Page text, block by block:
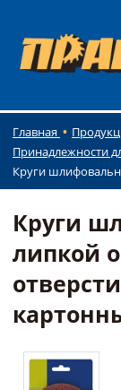
Главная
Принадлежности
Круги
Круги
липкой